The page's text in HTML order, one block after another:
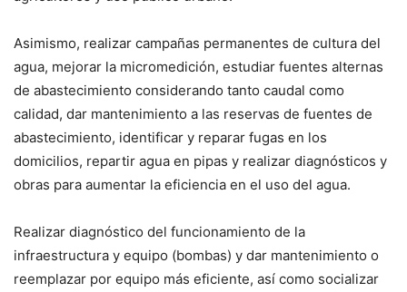
Asimismo, realizar campañas permanentes de cultura del
agua, mejorar la micromedición, estudiar fuentes alternas
de abastecimiento considerando tanto caudal como
calidad, dar mantenimiento a las reservas de fuentes de
abastecimiento, identificar y reparar fugas en los
domicilios, repartir agua en pipas y realizar diagnósticos y
obras para aumentar la eficiencia en el uso del agua.
Realizar diagnóstico del funcionamiento de la
infraestructura y equipo (bombas) y dar mantenimiento o
reemplazar por equipo más eficiente, así como socializar